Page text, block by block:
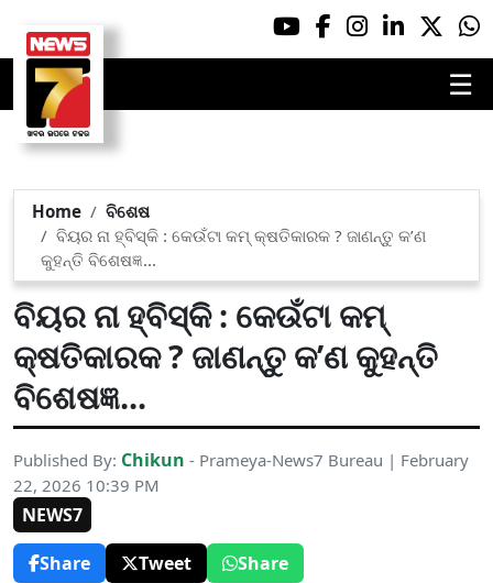
☰
Home
ବିଶେଷ
ବିୟର ନା ହ୍ବିସ୍କି : କେଉଁଟା କମ୍ କ୍ଷତିକାରକ ? ଜାଣନ୍ତୁ କ’ଣ
କୁହନ୍ତି ବିଶେଷଜ୍ଞ...
ବିୟର ନା ହ୍ବିସ୍କି : କେଉଁଟା କମ୍
କ୍ଷତିକାରକ ? ଜାଣନ୍ତୁ କ’ଣ କୁହନ୍ତି
ବିଶେଷଜ୍ଞ...
Published By: Chikun - Prameya-News7 Bureau | February
22, 2026 10:39 PM
NEWS7
Share
Tweet Share